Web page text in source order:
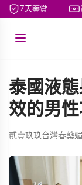
7天鑒賞
泰國液
效的男
貳壹玖玖台灣春藥